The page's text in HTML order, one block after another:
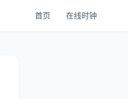
首页 在线时钟